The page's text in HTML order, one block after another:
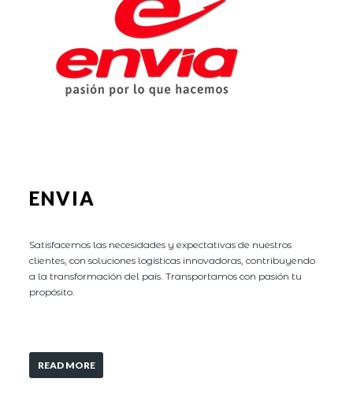
ENVIA
Satisfacemos las necesidades y expectativas de nuestros
clientes, con soluciones logísticas innovadoras, contribuyendo
a la transformación del país. Transportamos con pasión tu
propósito.
READ MORE